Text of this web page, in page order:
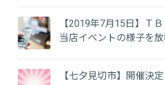
【2019年7月15日】Ｔ
当店イベントの様子を放
【七夕見切市】開催決定